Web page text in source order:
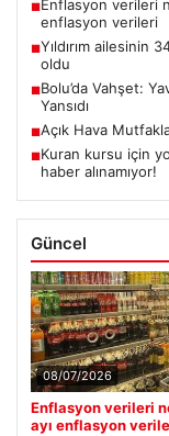
■Enflasyon verileri
enflasyon verileri
■Yıldırım ailesinin
oldu
■Bolu’da Vahşet:
Yansıdı
■Açık Hava
■Kuran kursu için
haber alınamıyor!
Güncel
08/07/2026
Enflasyon verileri
ayı enflasyon